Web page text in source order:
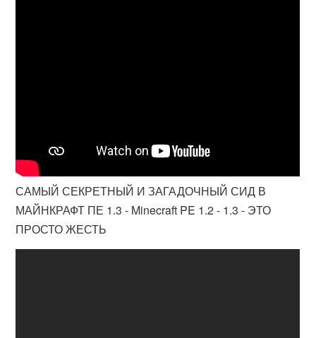
САМЫЙ СЕКРЕТНЫЙ И ЗАГАДОЧНЫЙ СИД В
МАЙНКРАФТ ПЕ 1.3 - Minecraft PE 1.2 - 1.3 - ЭТО
ПРОСТО ЖЕСТЬ